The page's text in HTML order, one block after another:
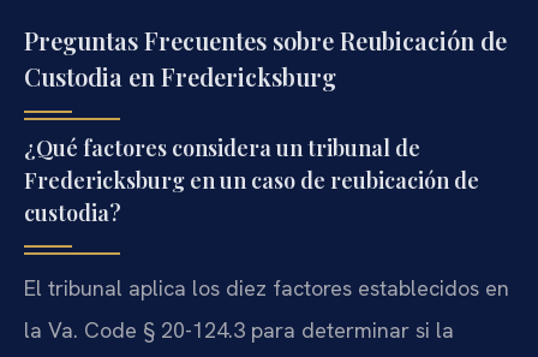
Preguntas Frecuentes sobre Reubicación de
Custodia en Fredericksburg
¿Qué factores considera un tribunal de
Fredericksburg en un caso de reubicación de
custodia?
El tribunal aplica los diez factores establecidos en
la Va. Code § 20-124.3 para determinar si la